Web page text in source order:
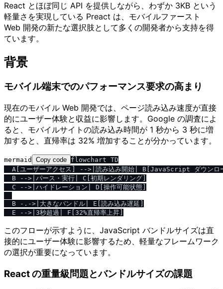
React とほぼ同じ API を提供しながら、わずか 3KB という
軽量さを実現している Preact は、モバイルファースト
Web 開発の新たな選択肢として多くの開発者から支持を得
ています。
背景
モバイル端末でのパフォーマンス要求の高まり
現在のモバイル Web 開発では、ページ読み込み速度が直接
的にユーザー体験と収益に影響します。Google の調査によ
ると、モバイルサイトの読み込み時間が 1 秒から 3 秒に増
加すると、直帰率は 32% 増加することが分かっています。
mermaid Copy code flowchart TD
A[ユーザーアクセス] -->|読み込み開始| B[JavaScript ダウンロ
  B -->|パース・実行| C[初期レンダリング]
  C -->|ハイドレーション| D[操作可能状態]
  B -.->|大きなバンドル| E[読み込み遅延]
このフローが示すように、JavaScript バンドルサイズは直
接的にユーザー体験に影響するため、軽量なフレームワーク
の選択が重要になっています。
React の重量級問題とバンドルサイズの課題